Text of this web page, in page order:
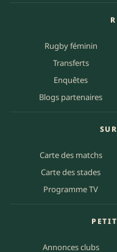
Rugby féminin
Transferts
Enquêtes
Blogs partenaires
Carte des matchs
Carte des stades
Programme TV
Annonces clubs